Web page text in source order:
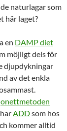
naturlagar som
här laget?
en DAMP diet
möjligt dels för
djupdykningar
av det enkla
ADDsom hos
kommer alltid